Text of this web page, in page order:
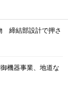
締結部設計で押さ
機器事業、地道な